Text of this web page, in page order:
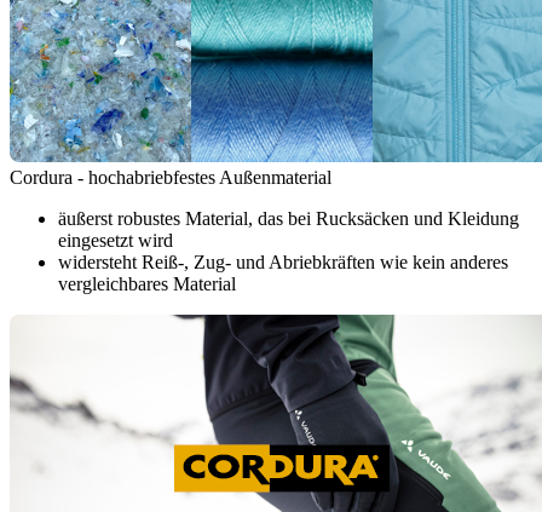
Cordura - hochabriebfestes Außenmaterial
äußerst robustes Material, das bei Rucksäcken und Kleidung
eingesetzt wird
widersteht Reiß-, Zug- und Abriebkräften wie kein anderes
vergleichbares Material